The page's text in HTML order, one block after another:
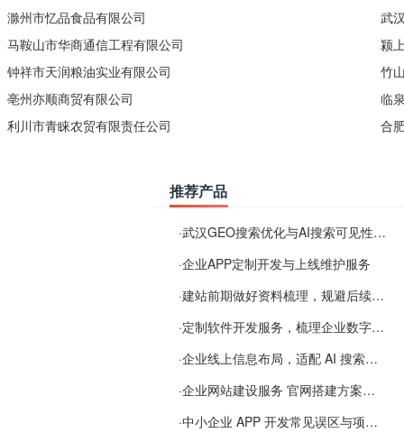
滁州市忆品食品有限公司
马鞍山市华商通信工程有限公司
钟祥市天润粮油实业有限公司
亳州亦顺商贸有限公司
利川市青睐农贸有限责任公司
武
颍
竹
临
合
推荐产品
·武汉GEO搜索优化与AI搜索可见性服务
·企业APP定制开发与上线维护服务
·建站前期做好资料梳理，规避后续各类使用难题
·定制软件开发服务，梳理企业数字化落地常见难点
·企业线上信息布局，适配 AI 搜索需要留意这些要点
·企业网站建设服务 官网搭建方案经验分享
·中小企业 APP 开发常见误区与项目规划实用经验